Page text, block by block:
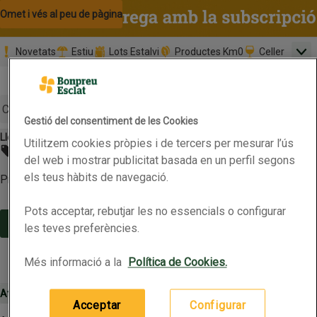
Omet i vés al contingut
Omet i vés a la cerca
Omet i vés al peu de pàgina
Novetats Estiu Lots Estalvi Productes Km0 Celler
Promoció clients nous
Botó del menú principal
Llets i begudes vegetals Llet fresca
No s'ha trobat cap promoció
Prova-ho més tard o consulta les nostres categories
Continua la compra
Atenció al client 900 500 005 (24 hores)Configuració de cookies
Gestió del consentiment de les Cookies
Utilitzem cookies pròpies i de tercers per mesurar l’ús
del web i mostrar publicitat basada en un perfil segons
els teus hàbits de navegació.
Pots acceptar, rebutjar les no essencials o configurar
les teves preferències.
Més informació a la Política de Cookies.
Configurar
Acceptar